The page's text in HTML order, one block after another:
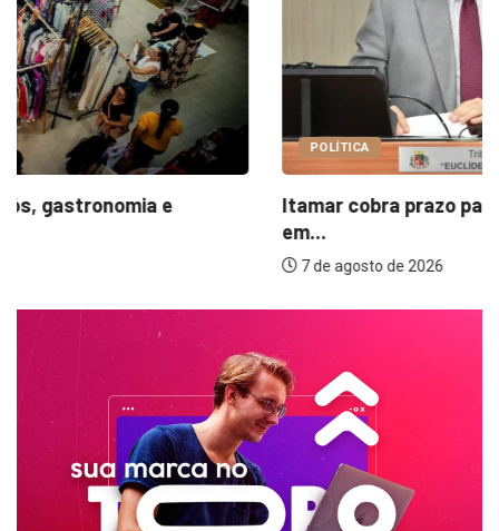
POLÍTICA
Itamar cobra prazo para melhorias estruturais